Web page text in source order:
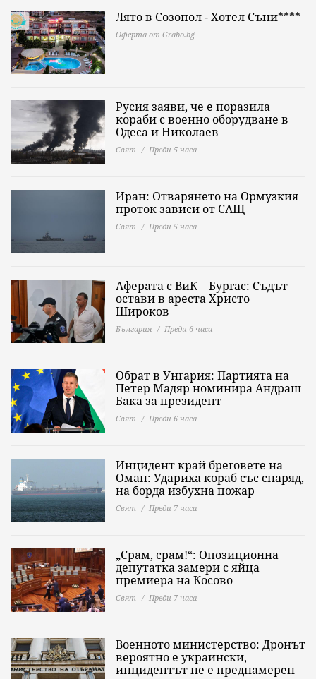
Лято в Созопол - Хотел Съни****
Оферта от Grabo.bg
Русия заяви, че е поразила
кораби с военно оборудване в
Одеса и Николаев
Свят Преди 5 часа
Иран: Отварянето на Ормузкия
проток зависи от САЩ
Свят Преди 5 часа
Аферата с ВиК – Бургас: Съдът
остави в ареста Христо
Широков
България Преди 6 часа
Обрат в Унгария: Партията на
Петер Мадяр номинира Андраш
Бака за президент
Свят Преди 6 часа
Инцидент край бреговете на
Оман: Удариха кораб със снаряд,
на борда избухна пожар
Свят Преди 7 часа
„Срам, срам!“: Опозиционна
депутатка замери с яйца
премиера на Косово
Свят Преди 7 часа
Военното министерство: Дронът
вероятно е украински,
инцидентът не е преднамерен